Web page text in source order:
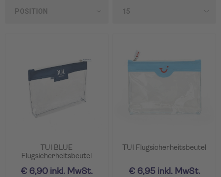
TUI BLUE
Flugsicherheitsbeutel
€ 6,90 inkl. MwSt.
TUI Flugsicherheitsbeutel
€ 6,95 inkl. MwSt.